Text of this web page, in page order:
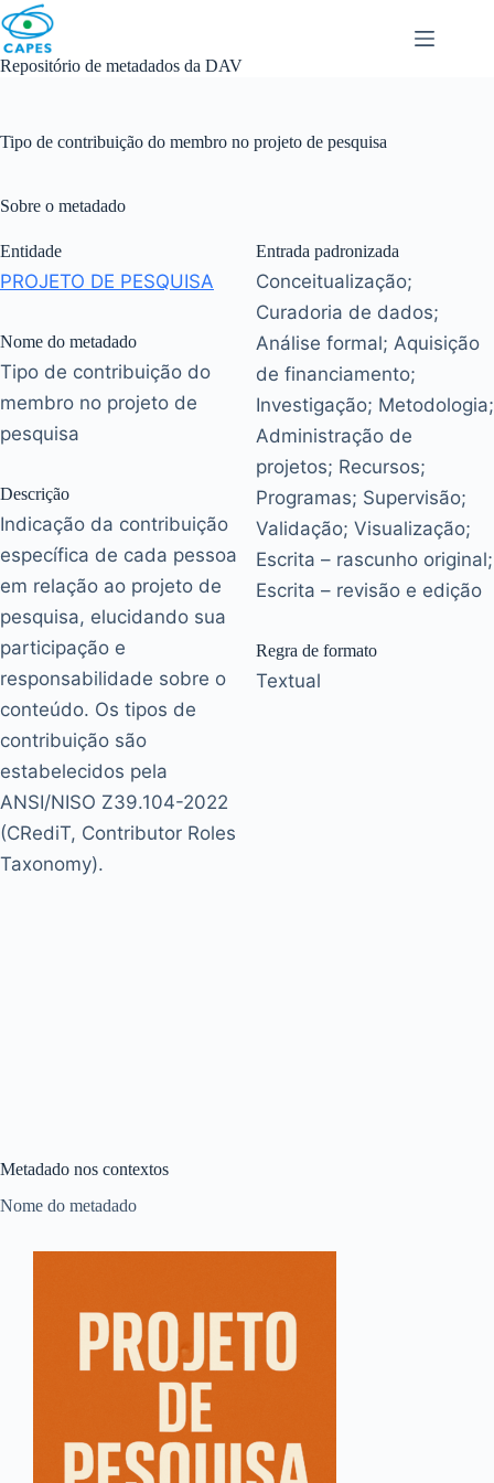
Skip
to
content
Repositório de metadados da DAV
Tipo de contribuição do membro no projeto de pesquisa
Sobre o metadado
Entidade
PROJETO DE PESQUISA
Nome do metadado
Tipo de contribuição do
membro no projeto de
pesquisa
Descrição
Indicação da contribuição
específica de cada pessoa
em relação ao projeto de
pesquisa, elucidando sua
participação e
responsabilidade sobre o
conteúdo. Os tipos de
contribuição são
estabelecidos pela
ANSI/NISO Z39.104-2022
(CRediT, Contributor Roles
Taxonomy).
Entrada padronizada
Conceitualização;
Curadoria de dados;
Análise formal; Aquisição
de financiamento;
Investigação; Metodologia;
Administração de
projetos; Recursos;
Programas; Supervisão;
Validação; Visualização;
Escrita – rascunho original;
Escrita – revisão e edição
Regra de formato
Textual
Metadado nos contextos
Nome do metadado